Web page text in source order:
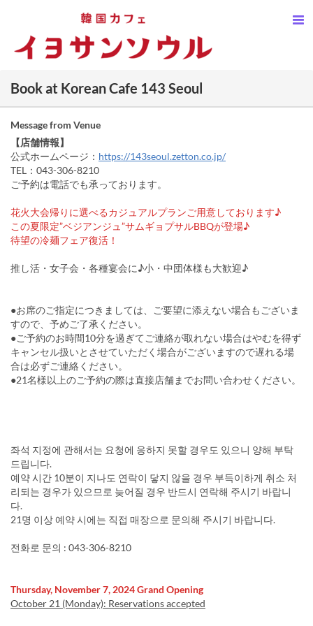
Book at Korean Cafe 143 Seoul
Message from Venue
【店舗情報】
公式ホームページ： https://143seoul.zetton.co.jp/
TEL：043-306-8210
ご予約は電話でも承っております。
花火大会帰りに選べるカジュアルプランご用意しております♪
この夏限定”ベジアンジュ”サムギョプサルBBQが登場♪
待望の冷麺フェア復活！
推し活・女子会・各種宴会に♪小・中団体様も大歓迎♪
●お席のご指定につきましては、ご要望に添えない場合もございま
すので、予めご了承ください。
●ご予約のお時間10分を過ぎてご連絡が取れない場合はやむを得ず
キャンセル扱いとさせていただく場合がございますので遅れる場
合は必ずご連絡ください。
●21名様以上のご予約の際は直接店舗までお問い合わせください。
좌석 지정에 관해서는 요청에 응하지 못할 경우도 있으니 양해 부탁
드립니다.
예약 시간 10분이 지나도 연락이 닿지 않을 경우 부득이하게 취소 처
리되는 경우가 있으므로 늦어질 경우 반드시 연락해 주시기 바랍니
다.
21명 이상 예약 시에는 직접 매장으로 문의해 주시기 바랍니다.
전화로 문의 : 043-306-8210
Thursday, November 7, 2024 Grand Opening
October 21 (Monday): Reservations accepted